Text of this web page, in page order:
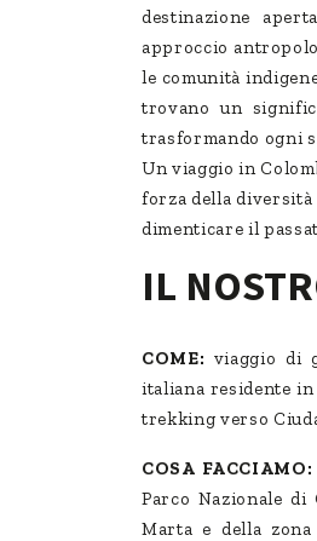
destinazione
approccio
le comunità
trovano un
trasformando ogni
Un viaggio in
forza della diversità
dimenticare il
IL
COME: viaggio di
italiana residente in
trekking verso
COSA FACCIAMO:
Parco Nazionale
Marta e della